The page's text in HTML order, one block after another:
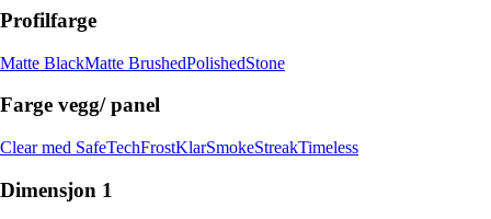
Profilfarge
Matte BlackMatte BrushedPolishedStone
Farge vegg/ panel
Clear med SafeTechFrostKlarSmokeStreakTimeless
Dimensjon 1